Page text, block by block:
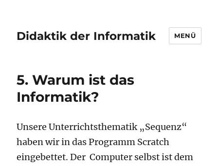
Didaktik der Informatik MENÜ
5. Warum ist das
Informatik?
Unsere Unterrichtsthematik „Sequenz“
haben wir in das Programm Scratch
eingebettet. Der Computer selbst ist dem